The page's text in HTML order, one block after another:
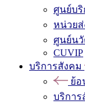
ศูนย์บ
หน่วยส่
ศูนย์นวั
CUVIP
บริการสังคม
ย้อ
บริการ